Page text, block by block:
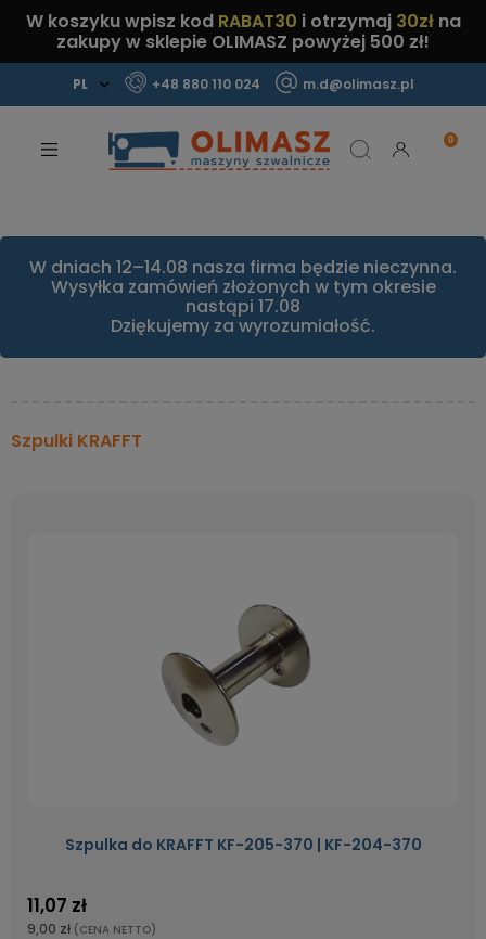
W koszyku wpisz kod RABAT30 i otrzymaj 30złna
zakupy w sklepie OLIMASZ powyżej 500 zł!
+48 880 110 024 m.d@olimasz.pl
Sprawdź!
W dniach 12–14.08 nasza firma będzie nieczynna.
Wysyłka zamówień złożonych w tym okresie
nastąpi 17.08
Dziękujemy za wyrozumiałość.
Szpulki KRAFFT
Szpulka do KRAFFT KF-205-370 | KF-204-370
11,07 zł
9,00 zł (CENA NETTO)